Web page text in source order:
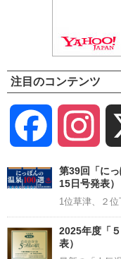
注目のコンテンツ
Facebook
第39回「に
15日号発表）
1位草津、２
2025年度「
表）